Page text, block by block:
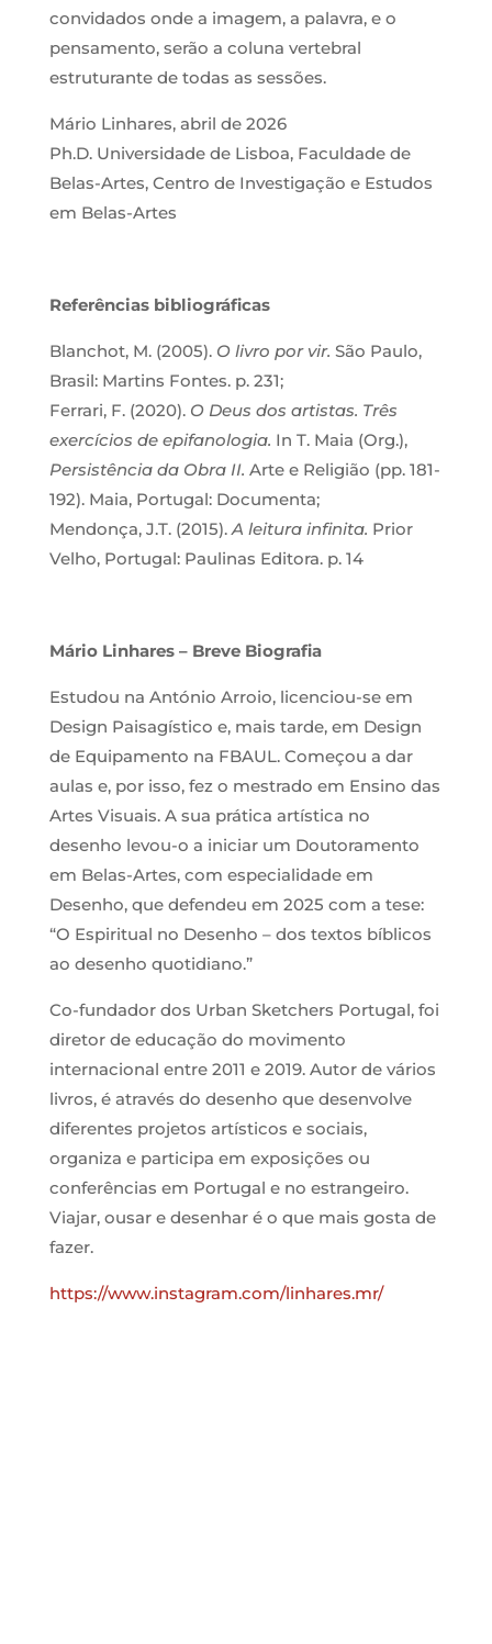
convidados onde a imagem, a palavra, e o
pensamento, serão a coluna vertebral
estruturante de todas as sessões.
Mário Linhares, abril de 2026
Ph.D. Universidade de Lisboa, Faculdade de
Belas-Artes, Centro de Investigação e Estudos
em Belas-Artes
Referências bibliográficas
Blanchot, M. (2005). O livro por vir. São Paulo,
Brasil: Martins Fontes. p. 231;
Ferrari, F. (2020). O Deus dos artistas. Três
exercícios de epifanologia. In T. Maia (Org.),
Persistência da Obra II. Arte e Religião (pp. 181-
192). Maia, Portugal: Documenta;
Mendonça, J.T. (2015).A leitura infinita. Prior
Velho, Portugal: Paulinas Editora. p. 14
Mário Linhares – Breve Biografia
Estudou na António Arroio, licenciou-se em
Design Paisagístico e, mais tarde, em Design
de Equipamento na FBAUL. Começou a dar
aulas e, por isso, fez o mestrado em Ensino das
Artes Visuais. A sua prática artística no
desenho levou-o a iniciar um Doutoramento
em Belas-Artes, com especialidade em
Desenho, que defendeu em 2025 com a tese:
“O Espiritual no Desenho – dos textos bíblicos
ao desenho quotidiano.”
Co-fundador dos Urban Sketchers Portugal, foi
diretor de educação do movimento
internacional entre 2011 e 2019. Autor de vários
livros, é através do desenho que desenvolve
diferentes projetos artísticos e sociais,
organiza e participa em exposições ou
conferências em Portugal e no estrangeiro.
Viajar, ousar e desenhar é o que mais gosta de
fazer.
https://www.instagram.com/linhares.mr/